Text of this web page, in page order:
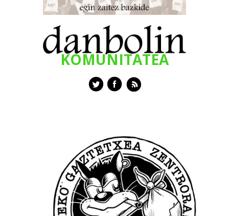
KOMUNITATEA